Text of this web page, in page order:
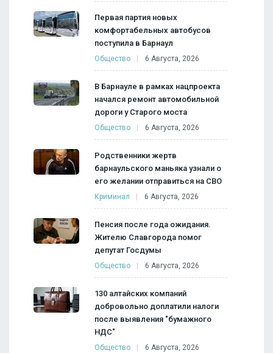
Первая партия новых
комфортабельных автобусов
поступила в Барнаул
Общество 6 Августа, 2026
В Барнауле в рамках нацпроекта
начался ремонт автомобильной
дороги у Старого моста
Общество 6 Августа, 2026
Родственники жертв
барнаульского маньяка узнали о
его желании отправиться на СВО
Криминал 6 Августа, 2026
Пенсия после года ожидания.
Жителю Славгорода помог
депутат Госдумы
Общество 6 Августа, 2026
130 алтайских компаний
добровольно доплатили налоги
после выявления "бумажного
НДС"
Общество 6 Августа, 2026